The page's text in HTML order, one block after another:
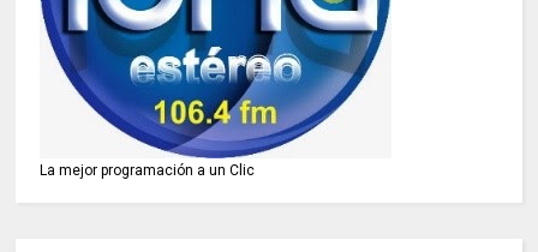
La mejor programación a un Clic